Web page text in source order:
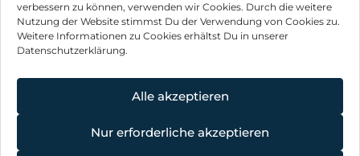
verbessern zu können, verwenden wir Cookies. Durch die weitere
Nutzung der Website stimmst Du der Verwendung von Cookies zu.
Weitere Informationen zu Cookies erhältst Du in unserer
Datenschutzerklärung.
Alle akzeptieren
Nur erforderliche akzeptieren